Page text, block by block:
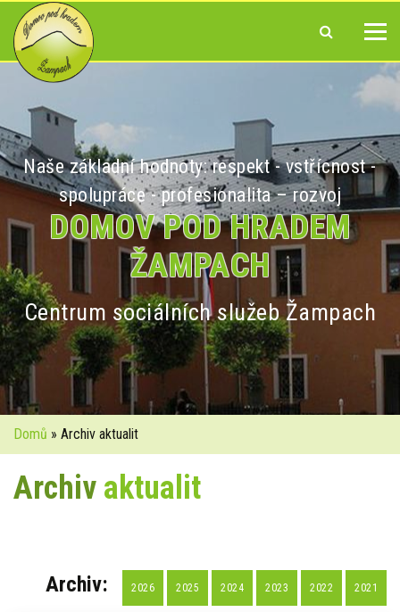
Naše základní hodnoty: respekt - vstřícnost -
spolupráce - profesionalita – rozvoj
DOMOV POD HRADEM
ŽAMPACH
Centrum sociálních služeb Žampach
Domů » Archiv aktualit
Archiv aktualit
Archiv: 2026 2025 2024 2023 2022 2021